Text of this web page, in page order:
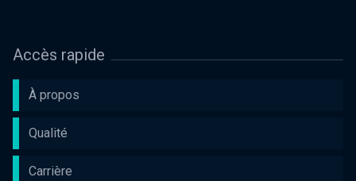
Accès rapide
À propos
Qualité
Carrière